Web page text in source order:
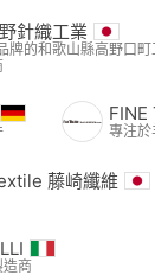
針織工業
牌的和歌山縣高野口町
FINE
專注於
藤崎纖維
造商